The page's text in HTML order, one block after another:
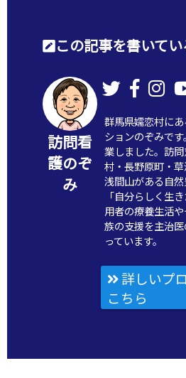
この記事を書いてい
訪問看
護のぞ
み
群馬県嬬恋村に
ションのぞみで
業しました。訪
村・長野原町・
浅間山がある自
「自分らしく生
用者の療養生活
族の支援を主治
っています。
詳しいプ
こちら